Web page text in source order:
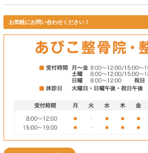
整形外科で痛みのある場所を画像検査で
ールしながら、整骨院で筋肉のこわばり
やすいです。
整形外科だけに通院していた患者さんが
談したケースも多々あります。
週に２回だけでも整形外科に通院して経
認定されるかは別ですが、、、
寒河江市のあびこ整骨院・整体院では「